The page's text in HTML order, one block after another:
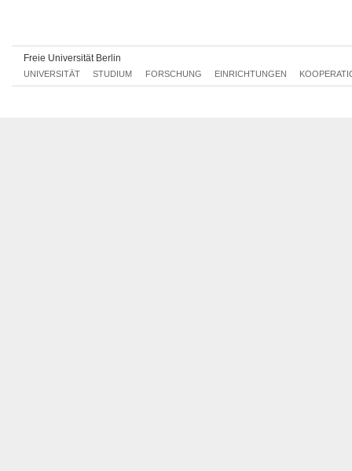
Mi, 16.05.2018 14:00 - 16:00
Mi, 23.05.2018 14:00 - 16:00
Freie Universität Berlin
UNIVERSITÄT STUDIUM FORSCHUNG EINRICHTUNGEN